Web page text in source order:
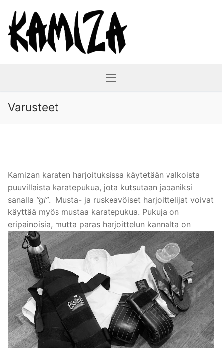
sisältöön
Varusteet
Kamizan karaten harjoituksissa käytetään valkoista
puuvillaista karatepukua, jota kutsutaan japaniksi
sanalla ”gi”. Musta- ja ruskeavöiset harjoittelijat voivat
käyttää myös mustaa karatepukua. Pukuja on
eripainoisia, mutta paras harjoittelun kannalta on